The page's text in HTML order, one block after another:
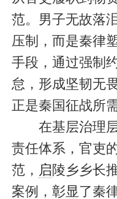
范。男子无故落
压制，而是秦律
手段，通过强制
怠，形成坚韧无
正是秦国征战所
在基层治理层
责任体系，官吏
范， 启陵乡乡长
案例，彰显了秦